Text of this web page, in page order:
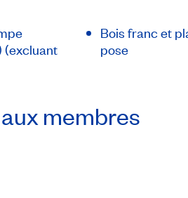
(excluant
Bois franc et
pose
membres